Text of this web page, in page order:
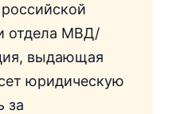
отдела МВД/
выдающая
юридическую
за